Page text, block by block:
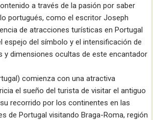
a través de la pasión por saber
portugués, como el escritor Joseph
de atracciones turísticas en Portugal
espejo del símbolo y el intensificación de
y dimensiones ocultas de este encantador
comienza con una atractiva
el sueño del turista de visitar el antiguo
recorrido por los continentes en las
de Portugal visitando Braga-Roma, región